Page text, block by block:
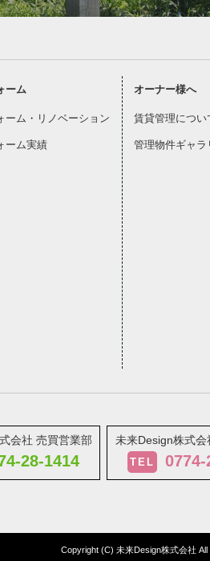
ーム
ーム・リノベーション
ーム実績
オーナー様へ
賃貸管理につい
管理物件ギャラ
会社 売買営業部
28-1414
未来Design株式会
TEL
Copyright (C) 未来Design株式会社 All